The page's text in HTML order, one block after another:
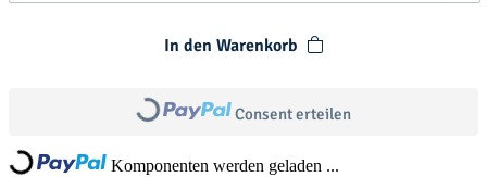
In den Warenkorb
Loading... Consent erteilen
Loading... Komponenten werden geladen ...